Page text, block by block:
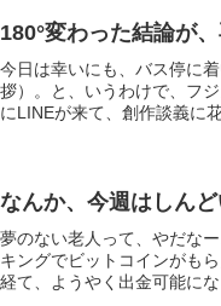
180°変わった結論が
今日は幸いにも、バス停に
拶）。と、いうわけで、フ
にLINEが来て、創作談義に
なんか、今週はしんど
夢のない老人って、やだな
キングでビットコインがも
経て、ようやく出金可能に